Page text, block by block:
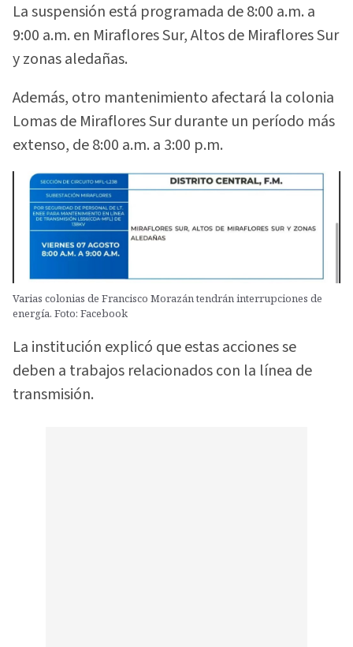
La suspensión está programada de 8:00 a.m. a
9:00 a.m. en Miraflores Sur, Altos de Miraflores Sur
y zonas aledañas.
Además, otro mantenimiento afectará la colonia
Lomas de Miraflores Sur durante un período más
extenso, de 8:00 a.m. a 3:00 p.m.
Varias colonias de Francisco Morazán tendrán interrupciones de
energía. Foto: Facebook
La institución explicó que estas acciones se
deben a trabajos relacionados con la línea de
transmisión.